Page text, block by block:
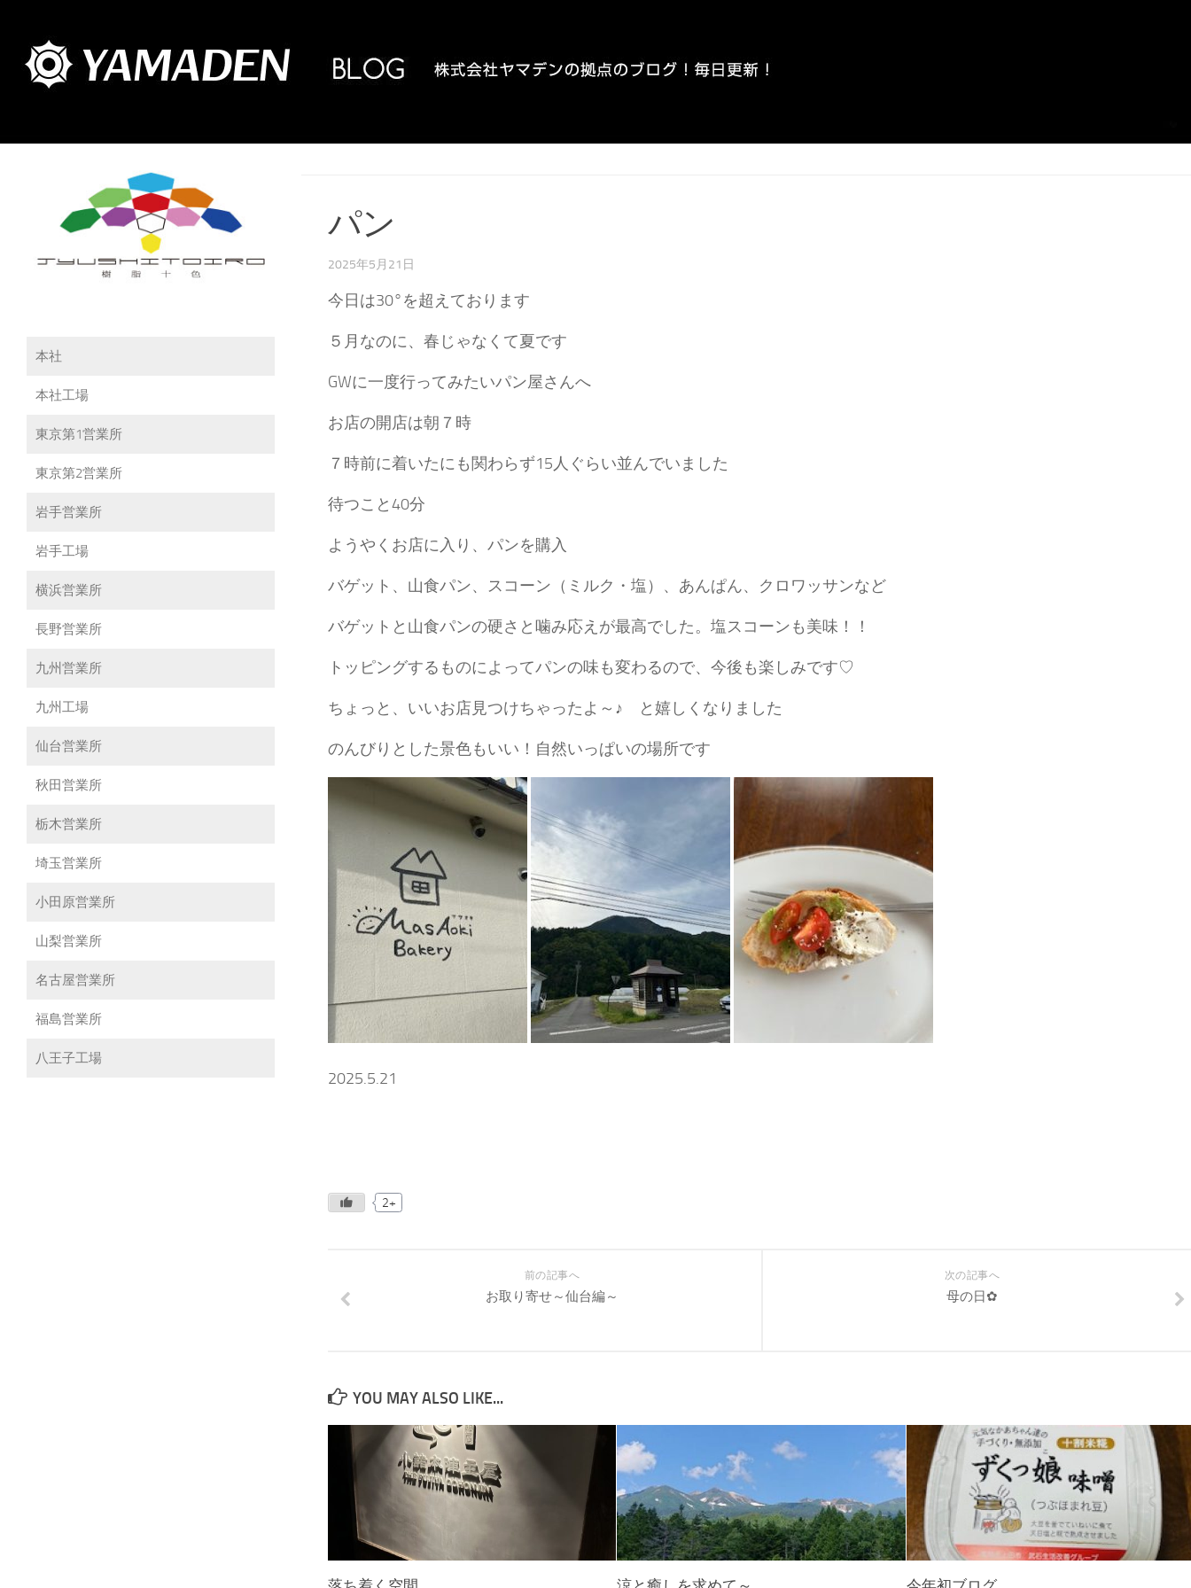
パン
2025年5月21日
今日は30°を超えております
５月なのに、春じゃなくて夏です
GWに一度行ってみたいパン屋さんへ
お店の開店は朝７時
７時前に着いたにも関わらず15人ぐらい並んでいました
待つこと40分
ようやくお店に入り、パンを購入
バゲット、山食パン、スコーン（ミルク・塩）、あんぱん、クロワッサンなど
バゲットと山食パンの硬さと噛み応えが最高でした。塩スコーンも美味！！
トッピングするものによってパンの味も変わるので、今後も楽しみです♡
ちょっと、いいお店見つけちゃったよ～♪ と嬉しくなりました
のんびりとした景色もいい！自然いっぱいの場所です
2025.5.21
2+
次の記事へ
母の日✿
前の記事へ
お取り寄せ～仙台編～
YOU MAY ALSO LIKE...
本社
本社工場
東京第1営業所
東京第2営業所
岩手営業所
岩手工場
横浜営業所
長野営業所
九州営業所
九州工場
仙台営業所
秋田営業所
栃木営業所
埼玉営業所
小田原営業所
山梨営業所
名古屋営業所
福島営業所
八王子工場